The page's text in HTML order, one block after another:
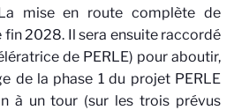
mise en route complète de
2028. Il sera ensuite raccordé
de PERLE) pour aboutir,
de la phase 1 du projet PERLE
à un tour (sur les trois prévus